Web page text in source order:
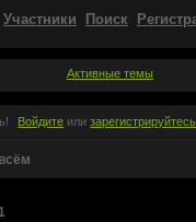
Участники Поиск
Активные темы
Войдите илизарегистрируйтесь